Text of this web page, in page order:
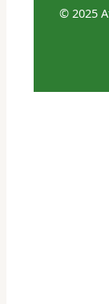
© 2025